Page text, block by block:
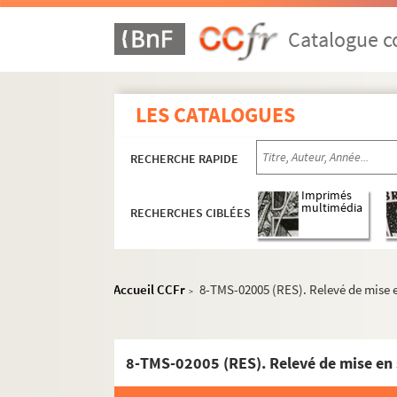
Catalogue
LES CATALOGUES
RECHERCHE RAPIDE
RECHERCHES CIBLÉES
Imprimés
multimédia
Accueil CCFr > 8-TMS-02005 (RES). Relevé de
8-TMS-02005 (RES). Relevé de mise
Maurice Donnay. Le retour de Jérusalem :
Emil Ludwig. Le retour d'Ulysse : comédie en
Franz Adam Beyerlein. La retraite : pièce en
Paul ferrier. La revanche d'Iris : comédie en
Paul Hervieu. Le réveil : pièce en 3 actes.
Yves Mirande. Un réveillon : pièce en 1 acte.
Henrik Ibsen. Les revenants : drame en 3
Jules Lemaître. Révoltée : pièce en 4 actes.
Jules Dornay, Maurice Coste. Richelieu à
Nozière. La riposte : pièce en 3 actes et 4